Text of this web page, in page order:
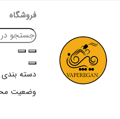
فروشگاه
دسته
وضعیت